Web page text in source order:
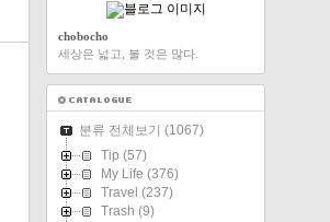
chobocho
세상은 넓고, 볼 것은 많다.
분류 전체보기 (1067)
Tip (57)
My Life (376)
Travel (237)
Trash (9)